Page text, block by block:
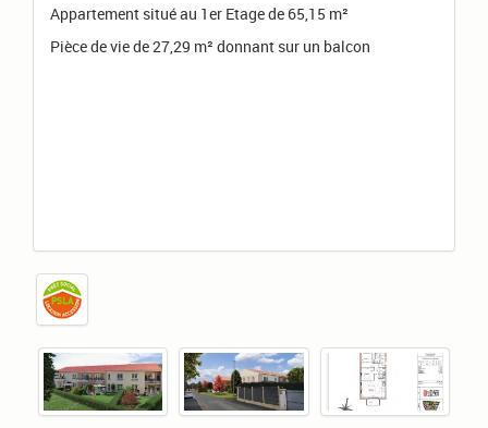
Appartement situé au 1er Etage de 65,15 m²
Pièce de vie de 27,29 m² donnant sur un balcon